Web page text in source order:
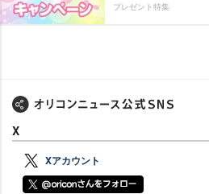
プレゼント特集
X
Xアカウント